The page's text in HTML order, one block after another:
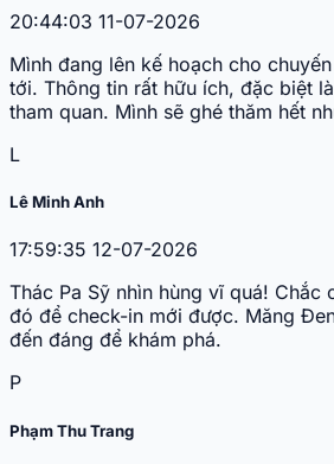
20:44:03 11-07-2026
Mình đang lên kế hoạch cho
tới. Thông tin rất hữu ích, đặc biệt
tham quan. Mình sẽ ghé thăm hết
L
Lê Minh Anh
17:59:35 12-07-2026
Thác Pa Sỹ nhìn hùng vĩ quá! Chắc
đó để check-in mới được. Măng
đến đáng để khám phá.
P
Phạm Thu Trang